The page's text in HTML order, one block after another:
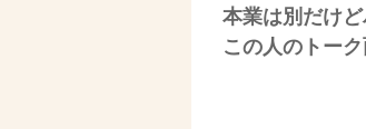
本業は別だけ
この人のトー